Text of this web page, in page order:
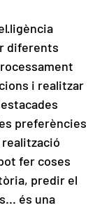
diferents
i realitzar
preferències
fer coses
predir el
és una